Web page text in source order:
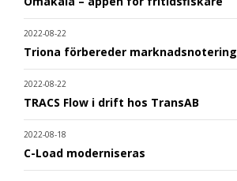
2022-08-22
Triona förbereder marknadsnotering
2022-08-22
TRACS Flow i drift hos TransAB
2022-08-18
C-Load moderniseras